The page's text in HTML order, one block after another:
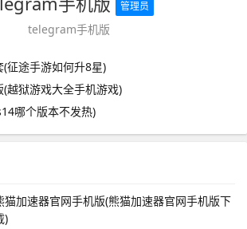
管理员
telegram手机版
征途手游如何升8星)
越狱游戏大全手机游戏)
哪个版本不发热)
猫加速器官网手机版(熊猫加速器官网手机版下
)